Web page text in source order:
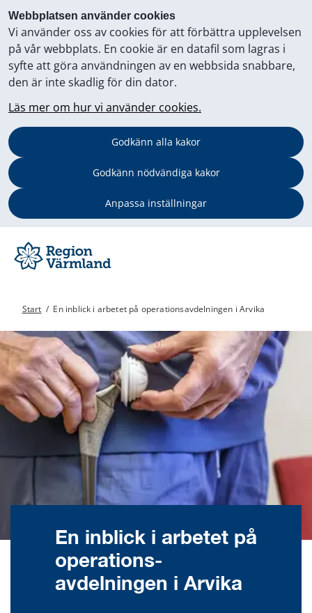
Webbplatsen använder cookies
Vi använder oss av cookies för att förbättra upplevelsen
på vår webbplats. En cookie är en datafil som lagras i
syfte att göra användningen av en webbsida snabbare,
den är inte skadlig för din dator.
Läs mer om hur vi använder cookies.
Godkänn alla kakor
Godkänn nödvändiga kakor
Anpassa inställningar
Start / En inblick i arbetet på operations­avdelningen i Arvika
En inblick i arbetet på
operations­
avdelningen i Arvika